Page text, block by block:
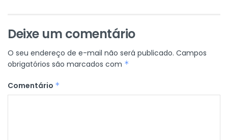
Deixe um comentário
O seu endereço de e-mail não será publicado. Campos
obrigatórios são marcados com *
Comentário *